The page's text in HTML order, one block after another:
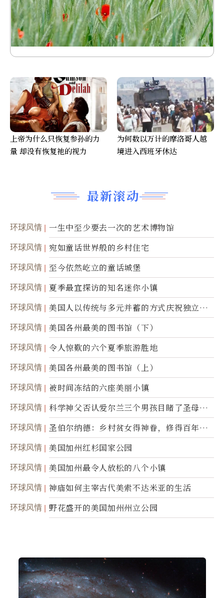
最新滚动
环球风情 一生中至少要去一次的艺术博物馆
环球风情 宛如童话世界般的乡村住宅
环球风情 至今依然屹立的童话城堡
环球风情 夏季最宜探访的知名迷你小镇
环球风情
美国人以传统与多元并蓄的方式庆祝独立日2
50周年
环球风情 美国各州最美的图书馆（下）
环球风情 令人惊歎的六个夏季旅游胜地
环球风情 美国各州最美的图书馆（上）
环球风情 被时间冻结的六座美丽小镇
环球风情
科学神父否认爱尔兰三个男孩目睹了圣母显
灵
环球风情
圣伯尔纳德：乡村贫女得神眷，修得百年不
腐身
环球风情 美国加州红杉国家公园
环球风情 美国加州最令人放松的八个小镇
环球风情 神庙如何主宰古代美索不达米亚的生活
环球风情 野花盛开的美国加州州立公园
上帝为什么只恢复参孙的力
量 却没有恢复祂的视力
为何数以万计的摩洛哥人越
境进入西班牙休达